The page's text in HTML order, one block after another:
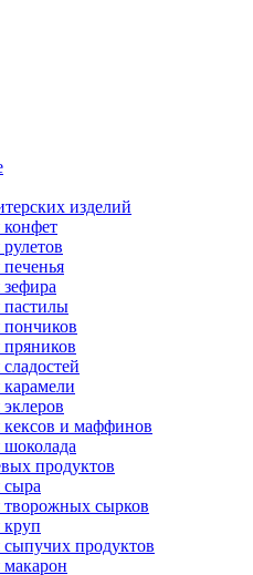
изделий
конфет
пастилы
пончиков
пряников
кексов и маффинов
шоколада
продуктов
сыра
творожных сырков
круп
сыпучих продуктов
макарон